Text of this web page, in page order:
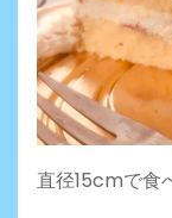
直径15cmで食